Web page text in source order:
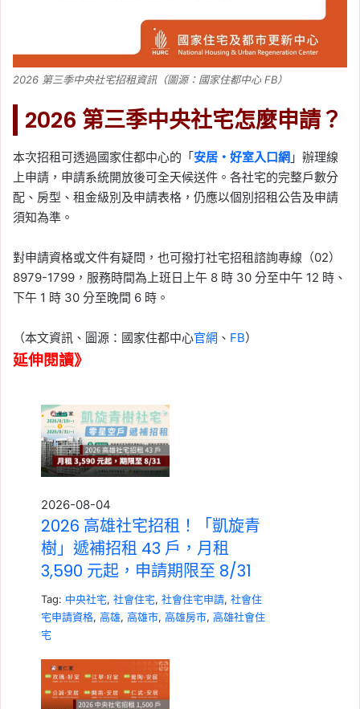
2026 第三季中央社宅招租資訊（圖源：國家住都中心 FB）
2026 第三季中央社宅怎麼申請？
本次招租可透過國家住都中心的「安居・好室入口網 」辦理線
上申請，申請系統開放後可全天候送件。各社宅的完整戶數分
配、房型、租金級別及申請表格，仍應以個別招租公告及申請
須知為準。
對申請資格或文件有疑問，也可撥打社宅招租諮詢專線（02）
8979-1799，服務時間為上班日上午 8 時 30 分至中午 12 時、
下午 1 時 30 分至晚間 6 時。
（本文資訊、圖源：國家住都中心官網 、 FB）
延伸閱讀》
2026-08-04
2026 高雄社宅招租！「凱旋青
樹」遞補招租 43 戶，月租
3,590 元起，申請期限至 8/31
Tag: 中央社宅, 社會住宅, 社會住宅申請, 社會住
宅申請資格, 高雄, 高雄市, 高雄房市, 高雄社會住
宅